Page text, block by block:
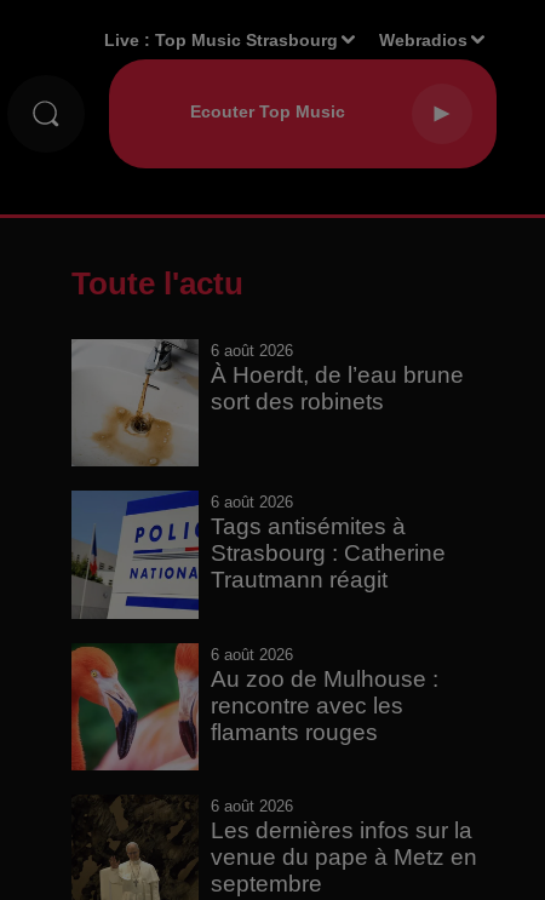
Live :Top Music Strasbourg Webradios
Toute l'actu
6 août 2026
À Hoerdt, de l’eau brune
sort des robinets
6 août 2026
Tags antisémites à
Strasbourg : Catherine
Trautmann réagit
6 août 2026
Au zoo de Mulhouse :
rencontre avec les
flamants rouges
6 août 2026
Les dernières infos sur la
venue du pape à Metz en
septembre